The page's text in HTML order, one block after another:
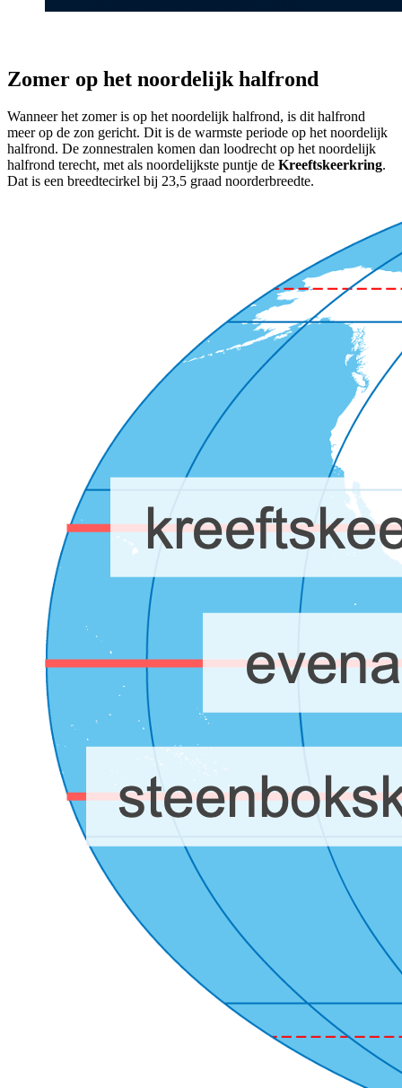
Zomer op het noordelijk halfrond
Wanneer het zomer is op het noordelijk halfrond, is dit halfrond
meer op de zon gericht. Dit is de warmste periode op het noordelijk
halfrond. De zonnestralen komen dan loodrecht op het noordelijk
halfrond terecht, met als noordelijkste puntje de Kreeftskeerkring.
Dat is een breedtecirkel bij 23,5 graad noorderbreedte.